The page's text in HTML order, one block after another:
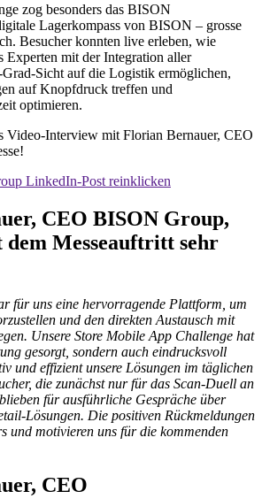
zog besonders das BISON
Lagerkompass von BISON – grosse
Besucher konnten live erleben, wie
mit der Integration aller
Sicht auf die Logistik ermöglichen,
auf Knopfdruck treffen und
optimieren.
Video-Interview mit Florian Bernauer, CEO
LinkedIn-Post reinklicken
CEO BISON Group,
dem Messeauftritt sehr
für uns eine hervorragende Plattform, um
und den direkten Austausch mit
Unsere Store Mobile App Challenge hat
gesorgt, sondern auch eindrucksvoll
und effizient unsere Lösungen im täglichen
die zunächst nur für das Scan-Duell an
für ausführliche Gespräche über
Lösungen. Die positiven Rückmeldungen
und motivieren uns für die kommenden
CEO